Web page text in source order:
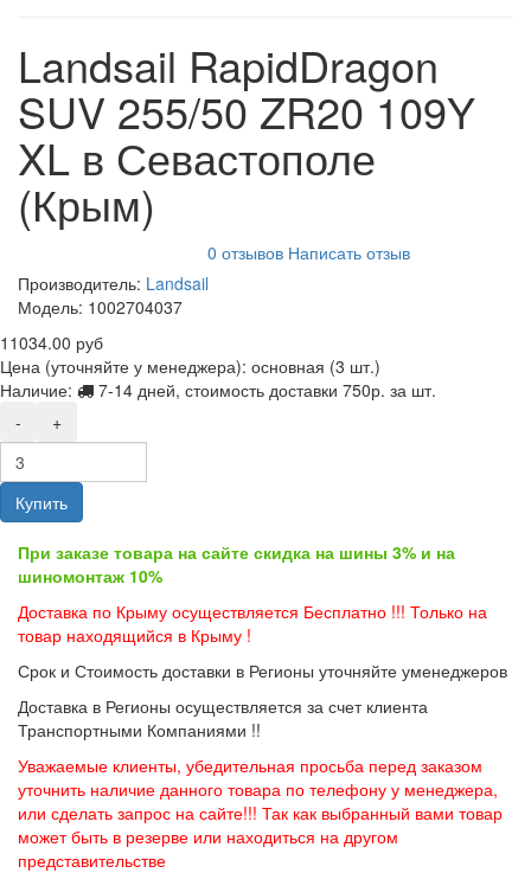
Landsail RapidDragon
SUV 255/50 ZR20 109Y
XL в Севастополе
(Крым)
0 отзывов Написать отзыв
Производитель: Landsail
Модель: 1002704037
11034.00 руб
Цена (уточняйте у менеджера): основная (3 шт.)
Наличие:
7-14 дней, стоимость доставки 750р. за шт.
-
+
Купить
При заказе товара на сайте скидка на шины 3% и на
шиномонтаж 10%
Доставка по Крыму осуществляется Бесплатно !!! Только на
товар находящийся в Крыму !
Срок и Стоимость доставки в Регионы уточняйте уменеджеров
Доставка в Регионы осуществляется за счет клиента
Транспортными Компаниями !!
Уважаемые клиенты, убедительная просьба перед заказом
уточнить наличие данного товара по телефону у менеджера,
или сделать запрос на сайте!!! Так как выбранный вами товар
может быть в резерве или находиться на другом
представительстве